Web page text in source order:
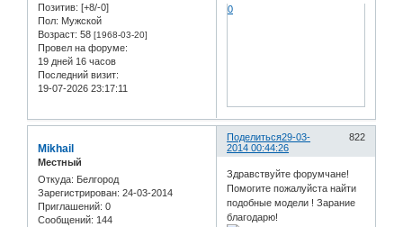
Позитив: [+8/-0]
Пол: Мужской
Возраст: 58 [1968-03-20]
Провел на форуме:
19 дней 16 часов
Последний визит:
19-07-2026 23:17:11
0
Поделиться 822
29-03-
2014 00:44:26
Mikhail
Местный
Откуда: Белгород
Зарегистрирован: 24-03-2014
Приглашений: 0
Сообщений: 144
Здравствуйте форумчане!
Помогите пожалуйста найти
подобные модели ! Зарание
благодарю!